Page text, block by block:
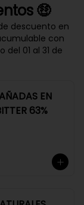
🤑
descuento en
con
01 al 31 de
EN
63%